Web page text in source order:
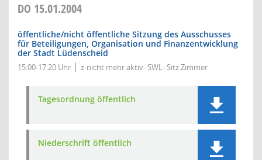
DO 15.01.2004
öffentliche/nicht öffentliche Sitzung des Ausschusses
für Beteiligungen, Organisation und Finanzentwicklung
der Stadt Lüdenscheid
15:00-17:20 Uhr z-nicht mehr aktiv- SWL- Sitz.Zimmer
Tagesordnung öffentlich
Niederschrift öffentlich